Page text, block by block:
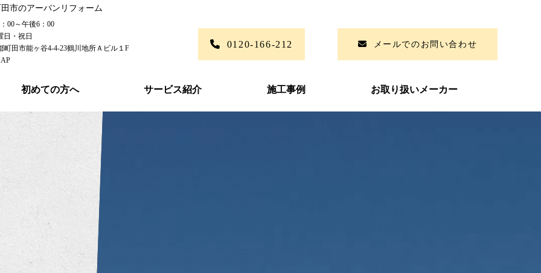
市のアーバンリフォーム
00～午後6：00
日・祝日
町田市能ヶ谷4-4-23鶴川地所Ａビル１F
0120-166-212 メールでのお問い合わせ
初めての方へ サービス紹介 施工事例 お取り扱いメーカー